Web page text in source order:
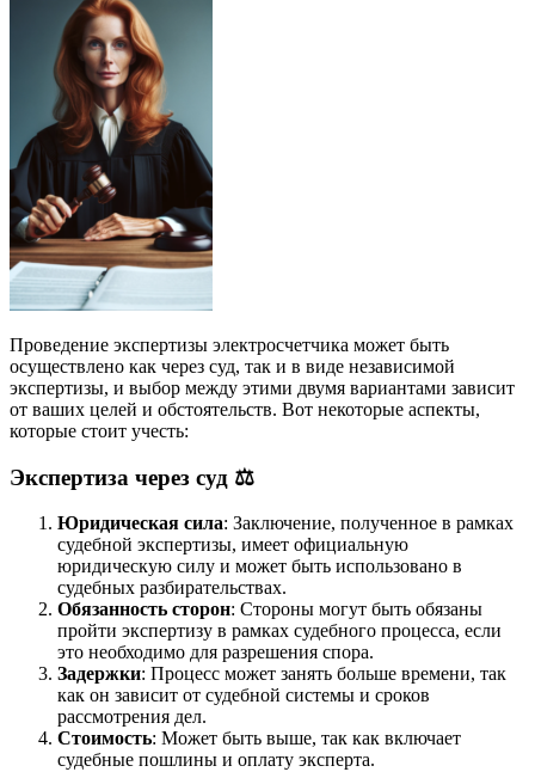
Проведение экспертизы электросчетчика может быть
осуществлено как через суд, так и в виде независимой
экспертизы, и выбор между этими двумя вариантами зависит
от ваших целей и обстоятельств. Вот некоторые аспекты,
которые стоит учесть:
Экспертиза через суд ⚖️
Юридическая сила: Заключение, полученное в рамках
судебной экспертизы, имеет официальную
юридическую силу и может быть использовано в
судебных разбирательствах.
Обязанность сторон: Стороны могут быть обязаны
пройти экспертизу в рамках судебного процесса, если
это необходимо для разрешения спора.
Задержки: Процесс может занять больше времени, так
как он зависит от судебной системы и сроков
рассмотрения дел.
Стоимость: Может быть выше, так как включает
судебные пошлины и оплату эксперта.